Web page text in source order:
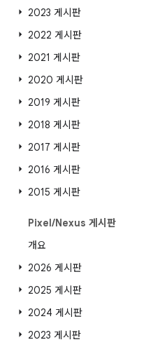
2023 게시판
2022 게시판
2021 게시판
2020 게시판
2019 게시판
2018 게시판
2017 게시판
2016 게시판
2015 게시판
Pixel/Nexus 게시판
개요
2026 게시판
2025 게시판
2024 게시판
2023 게시판